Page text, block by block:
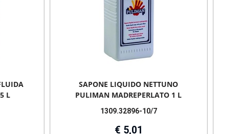
L
SAPONE LIQUIDO NETTUNO
PULIMAN MADREPERLATO 1 L
1309.32896-10/7
€ 5,01